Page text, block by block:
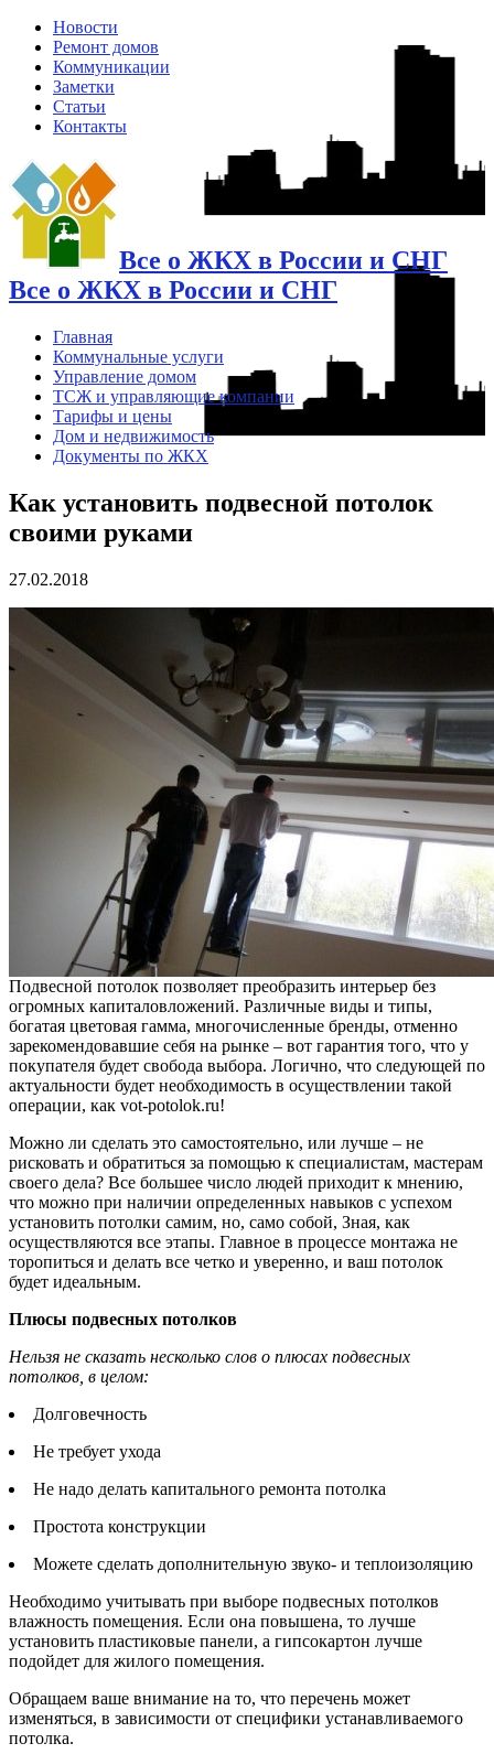
Новости
Ремонт домов
Коммуникации
Заметки
Статьи
Контакты
Все о ЖКХ в России и СНГ
Все о ЖКХ в России и СНГ
Главная
Коммунальные услуги
Управление домом
ТСЖ и управляющие компании
Тарифы и цены
Дом и недвижимость
Документы по ЖКХ
Как установить подвесной потолок
своими руками
27.02.2018
Подвесной потолок позволяет преобразить интерьер без
огромных капиталовложений. Различные виды и типы,
богатая цветовая гамма, многочисленные бренды, отменно
зарекомендовавшие себя на рынке – вот гарантия того, что у
покупателя будет свобода выбора. Логично, что следующей по
актуальности будет необходимость в осуществлении такой
операции, как vot-potolok.ru!
Можно ли сделать это самостоятельно, или лучше – не
рисковать и обратиться за помощью к специалистам, мастерам
своего дела? Все большее число людей приходит к мнению,
что можно при наличии определенных навыков с успехом
установить потолки самим, но, само собой, Зная, как
осуществляются все этапы. Главное в процессе монтажа не
торопиться и делать все четко и уверенно, и ваш потолок
будет идеальным.
Плюсы подвесных потолков
Нельзя не сказать несколько слов о плюсах подвесных
потолков, в целом:
Долговечность
Не требует ухода
Не надо делать капитального ремонта потолка
Простота конструкции
Можете сделать дополнительную звуко- и теплоизоляцию
Необходимо учитывать при выборе подвесных потолков
влажность помещения. Если она повышена, то лучше
установить пластиковые панели, а гипсокартон лучше
подойдет для жилого помещения.
Обращаем ваше внимание на то, что перечень может
изменяться, в зависимости от специфики устанавливаемого
потолка.